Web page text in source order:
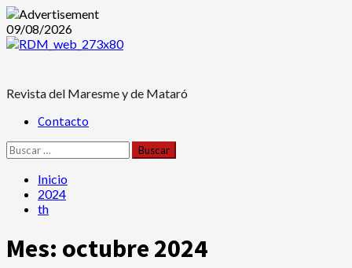
Saltar
al
09/08/2026
Revista del Maresme y de Mataró
Menú Contacto
Buscar:
Inicio
2024
th
Mes: octubre 2024